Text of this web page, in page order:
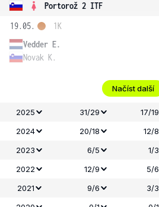
Portorož 2 ITF
19.05.
Vedder E.
Novak K.
1K
Načíst další
2025 31/29 17/19
2024
20/18 12/8
2023
6/5 1/3
2022
12/9 5/6
2021
9/6 3/3